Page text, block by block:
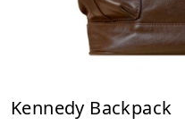
Kennedy Backpack